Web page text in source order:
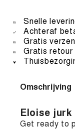
Snelle
Achteraf
Gratis
Gratis retour
Omschrijving
Eloise
Get ready to